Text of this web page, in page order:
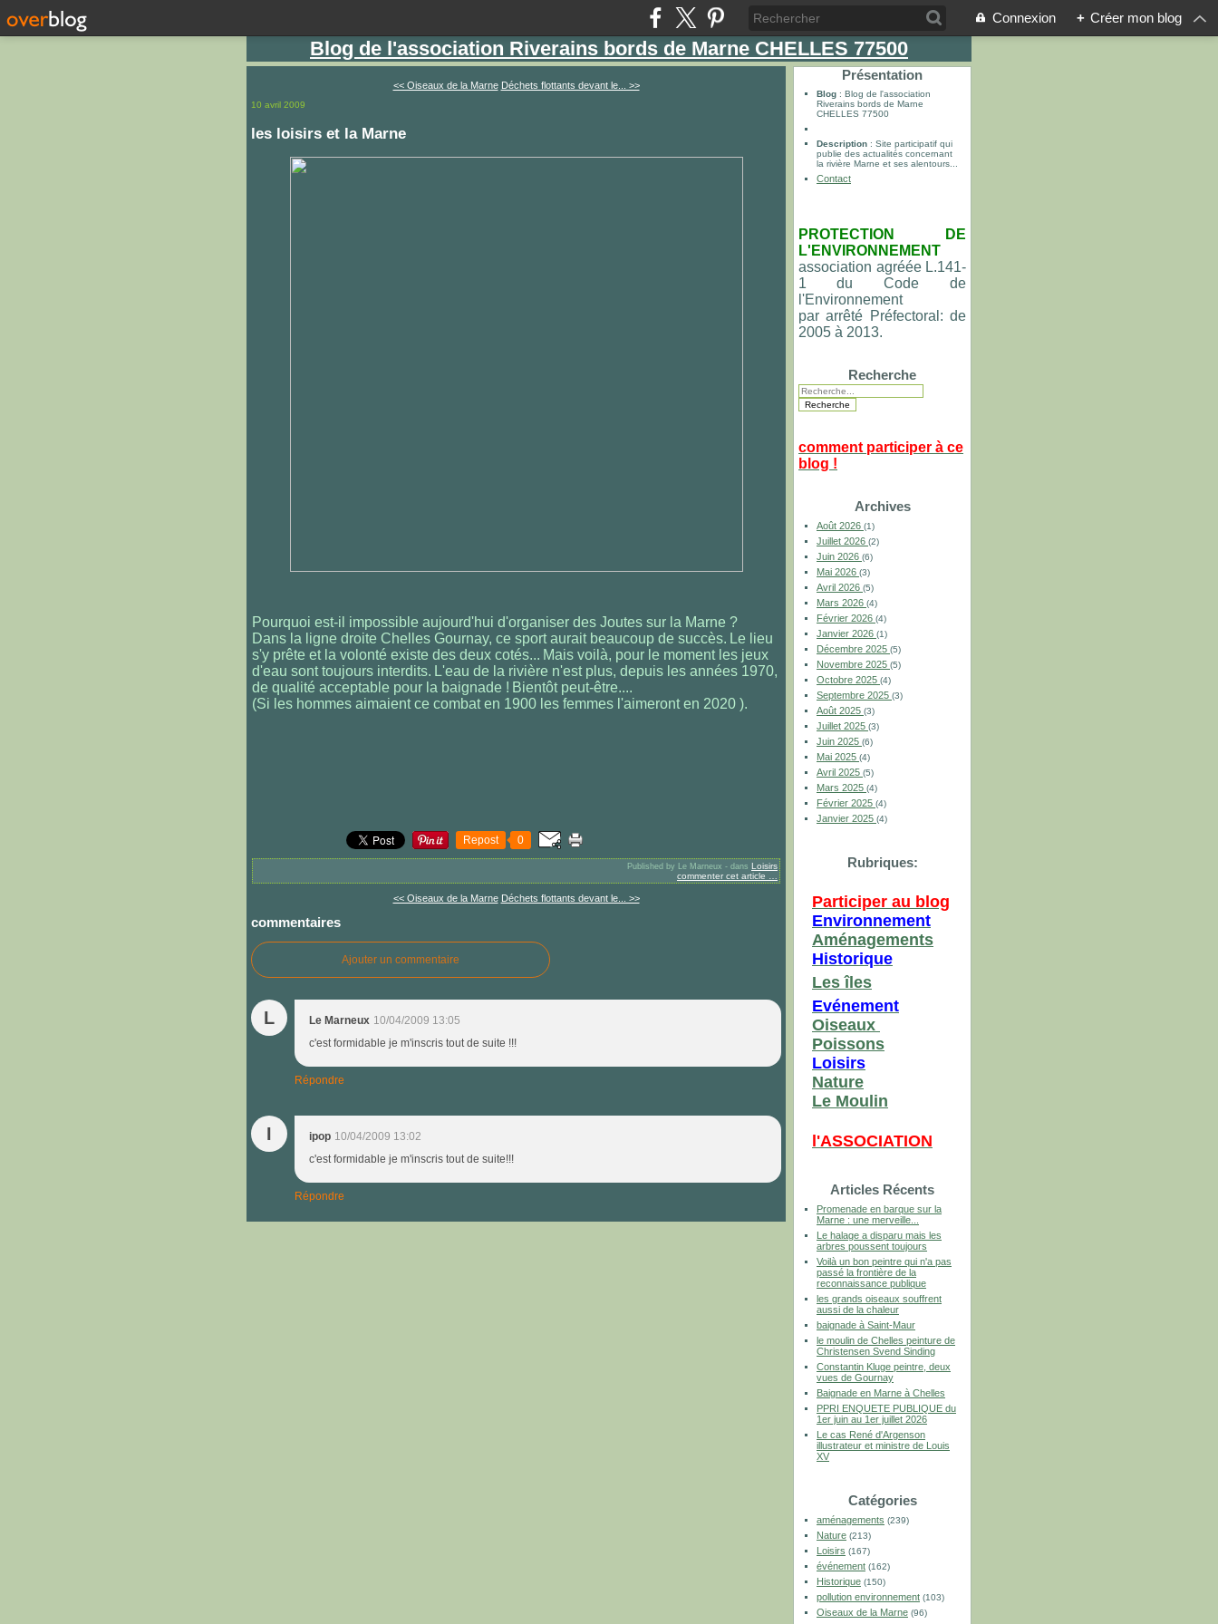
Connexion + Créer mon blog
Blog de l'association Riverains bords de Marne CHELLES 77500
<< Oiseaux de la Marne Déchets flottants devant le... >>
10 avril 2009
les loisirs et la Marne
Pourquoi est-il impossible aujourd'hui d'organiser des Joutes sur la Marne ?
Dans la ligne droite Chelles Gournay, ce sport aurait beaucoup de succès. Le lieu
s'y prête et la volonté existe des deux cotés... Mais voilà, pour le moment les jeux
d'eau sont toujours interdits. L'eau de la rivière n'est plus, depuis les années 1970,
de qualité acceptable pour la baignade ! Bientôt peut-être....
(Si les hommes aimaient ce combat en 1900 les femmes l'aimeront en 2020 ).
Repost 0
Published by Le Marneux - dans Loisirs
commenter cet article
<< Oiseaux de la Marne Déchets flottants devant le... >>
commentaires
Ajouter un commentaire
L Le Marneux 10/04/2009 13:05
c'est formidable je m'inscris tout de suite !!!
Répondre
I ipop 10/04/2009 13:02
c'est formidable je m'inscris tout de suite!!!
Répondre
Présentation
Blog : Blog de l'association
Riverains bords de Marne
CHELLES 77500
Description : Site participatif qui
publie des actualités concernant
la rivière Marne et ses alentours...
Contact
PROTECTION DE
L'ENVIRONNEMENT
association agréée L.141-
1
du Code de
l'Environnement
par arrêté Préfectoral: de
2005 à 2013.
Recherche
comment participer à ce
blog !
Archives
Août 2026 (1)
Juillet 2026 (2)
Juin 2026 (6)
Mai 2026 (3)
Avril 2026 (5)
Mars 2026 (4)
Février 2026 (4)
Janvier 2026 (1)
Décembre 2025 (5)
Novembre 2025 (5)
Octobre 2025 (4)
Septembre 2025 (3)
Août 2025 (3)
Juillet 2025 (3)
Juin 2025 (6)
Mai 2025 (4)
Avril 2025 (5)
Mars 2025 (4)
Février 2025 (4)
Janvier 2025 (4)
Rubriques:
Participer au blog
Environnement
Aménagements
Historique
Les îles
Evénement
Oiseaux
Poissons
Loisirs
Nature
Le Moulin
l'ASSOCIATION
Articles Récents
Promenade en barque sur la
Marne : une merveille...
Le halage a disparu mais les
arbres poussent toujours
Voilà un bon peintre qui n'a pas
passé la frontière de la
reconnaissance publique
les grands oiseaux souffrent
aussi de la chaleur
baignade à Saint-Maur
le moulin de Chelles peinture de
Christensen Svend Sinding
Constantin Kluge peintre, deux
vues de Gournay
Baignade en Marne à Chelles
PPRI ENQUETE PUBLIQUE du
1er juin au 1er juillet 2026
Le cas René d'Argenson
illustrateur et ministre de Louis
XV
Catégories
aménagements (239)
Nature (213)
Loisirs (167)
événement (162)
Historique (150)
pollution environnement (103)
Oiseaux de la Marne (96)